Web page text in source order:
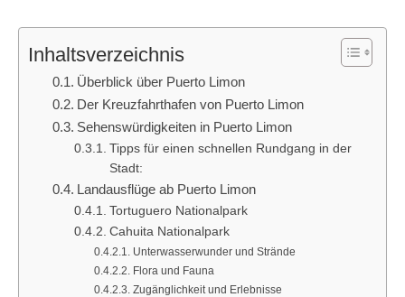
Inhaltsverzeichnis
Überblick über Puerto Limon
Der Kreuzfahrthafen von Puerto Limon
Sehenswürdigkeiten in Puerto Limon
Tipps für einen schnellen Rundgang in der
Stadt:
Landausflüge ab Puerto Limon
Tortuguero Nationalpark
Cahuita Nationalpark
Unterwasserwunder und Strände
Flora und Fauna
Zugänglichkeit und Erlebnisse